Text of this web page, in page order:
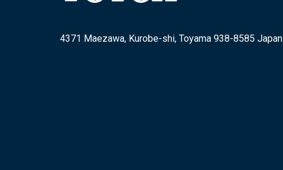
4371 Maezawa, Kurobe-shi, Toyama 938-8585 Japan